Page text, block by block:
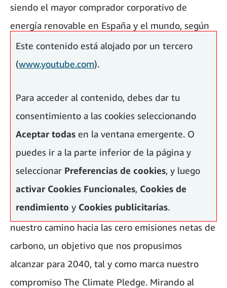
siendo el mayor comprador corporativo de
energía renovable en España y el mundo, según
BloombergNEF.
Este contenido está alojado por un tercero
(www.youtube.com).
Para acceder al contenido, debes dar tu
consentimiento a las cookies seleccionando
Aceptar todas en la ventana emergente. O
puedes ir a la parte inferior de la página y
seleccionar Preferencias de cookies, y luego
activar Cookies Funcionales, Cookies de
rendimiento y Cookies publicitarias.
Lograr este objetivo es un hito importante en
nuestro camino hacia las cero emisiones netas de
carbono, un objetivo que nos propusimos
alcanzar para 2040, tal y como marca nuestro
compromiso The Climate Pledge. Mirando al